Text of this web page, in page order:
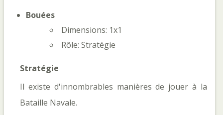
Bouées
Dimensions: 1x1
Rôle: Stratégie
Stratégie
Il existe d'innombrables manières de jouer à la
Bataille Navale.